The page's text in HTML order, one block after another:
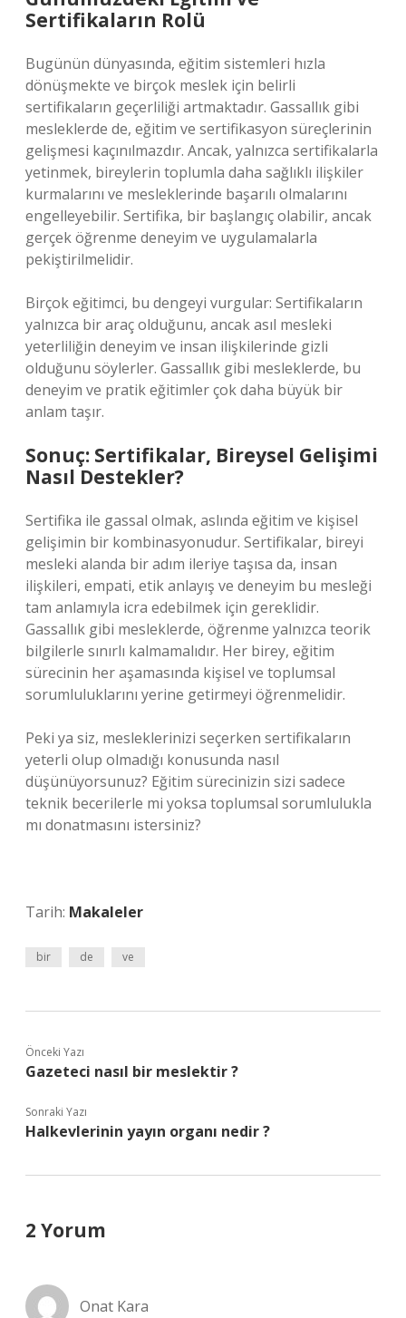
Sertifikaların Rolü
Bugünün dünyasında, eğitim sistemleri hızla
dönüşmekte ve birçok meslek için belirli
sertifikaların geçerliliği artmaktadır. Gassallık gibi
mesleklerde de, eğitim ve sertifikasyon süreçlerinin
gelişmesi kaçınılmazdır. Ancak, yalnızca sertifikalarla
yetinmek, bireylerin toplumla daha sağlıklı ilişkiler
kurmalarını ve mesleklerinde başarılı olmalarını
engelleyebilir. Sertifika, bir başlangıç olabilir, ancak
gerçek öğrenme deneyim ve uygulamalarla
pekiştirilmelidir.
Birçok eğitimci, bu dengeyi vurgular: Sertifikaların
yalnızca bir araç olduğunu, ancak asıl mesleki
yeterliliğin deneyim ve insan ilişkilerinde gizli
olduğunu söylerler. Gassallık gibi mesleklerde, bu
deneyim ve pratik eğitimler çok daha büyük bir
anlam taşır.
Sonuç: Sertifikalar, Bireysel Gelişimi
Nasıl Destekler?
Sertifika ile gassal olmak, aslında eğitim ve kişisel
gelişimin bir kombinasyonudur. Sertifikalar, bireyi
mesleki alanda bir adım ileriye taşısa da, insan
ilişkileri, empati, etik anlayış ve deneyim bu mesleği
tam anlamıyla icra edebilmek için gereklidir.
Gassallık gibi mesleklerde, öğrenme yalnızca teorik
bilgilerle sınırlı kalmamalıdır. Her birey, eğitim
sürecinin her aşamasında kişisel ve toplumsal
sorumluluklarını yerine getirmeyi öğrenmelidir.
Peki ya siz, mesleklerinizi seçerken sertifikaların
yeterli olup olmadığı konusunda nasıl
düşünüyorsunuz? Eğitim sürecinizin sizi sadece
teknik becerilerle mi yoksa toplumsal sorumlulukla
mı donatmasını istersiniz?
Tarih: Makaleler
bir de ve
Önceki Yazı
Gazeteci nasıl bir meslektir ?
Sonraki Yazı
Halkevlerinin yayın organı nedir ?
2 Yorum
Onat Kara